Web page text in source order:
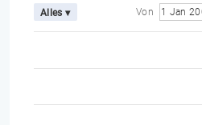
Alles ▾ Von 1 Jan